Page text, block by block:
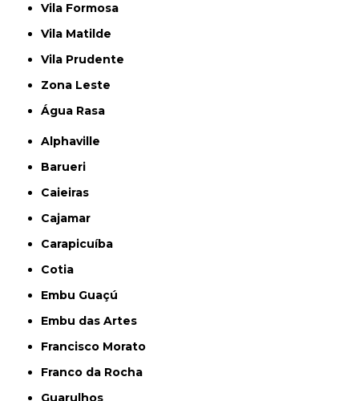
Vila Formosa
Vila Matilde
Vila Prudente
Zona Leste
Água Rasa
Alphaville
Barueri
Caieiras
Cajamar
Carapicuíba
Cotia
Embu Guaçú
Embu das Artes
Francisco Morato
Franco da Rocha
Guarulhos